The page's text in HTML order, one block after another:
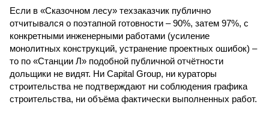
Если в «Сказочном лесу» техзаказчик публично
отчитывался о поэтапной готовности – 90%, затем 97%, с
конкретными инженерными работами (усиление
монолитных конструкций, устранение проектных ошибок) –
то по «Станции Л» подобной публичной отчётности
дольщики не видят. Ни Capital Group, ни кураторы
строительства не подтверждают ни соблюдения графика
строительства, ни объёма фактически выполненных работ.